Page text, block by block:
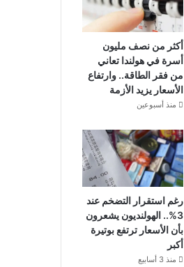
أكثر من نصف مليون
أسرة في هولندا تعاني
من فقر الطاقة.. وارتفاع
الأسعار يزيد الأزمة
منذ أسبوعين
رغم استقرار التضخم عند
3%.. الهولنديون يشعرون
بأن الأسعار ترتفع بوتيرة
أكبر
منذ 3 أسابيع